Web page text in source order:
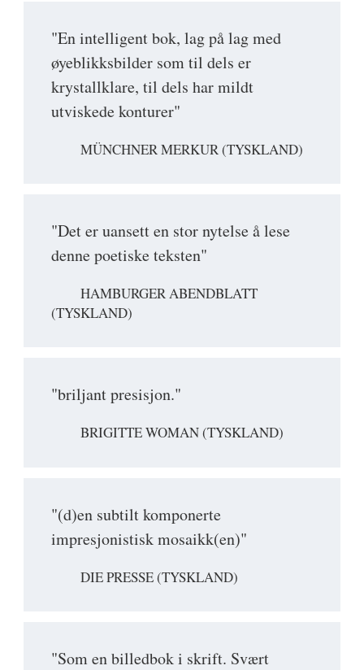
"En intelligent bok, lag på lag med
øyeblikksbilder som til dels er
krystallklare, til dels har mildt
utviskede konturer"
MÜNCHNER MERKUR (TYSKLAND)
"Det er uansett en stor nytelse å lese
denne poetiske teksten"
HAMBURGER ABENDBLATT
(TYSKLAND)
"briljant presisjon."
BRIGITTE WOMAN (TYSKLAND)
"(d)en subtilt komponerte
impresjonistisk mosaikk(en)"
DIE PRESSE (TYSKLAND)
"Som en billedbok i skrift. Svært